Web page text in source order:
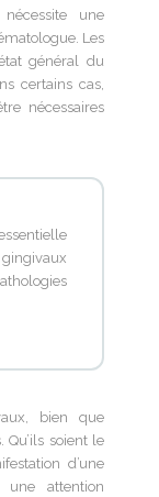
une
Les
général du
certains cas,
nécessaires
bien que
soient le
d’une
attention